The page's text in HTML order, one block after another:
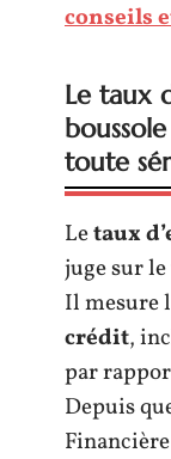
conseils
Le taux
toute
Letaux
juge sur
Il mesure
crédit,
par
Depuis